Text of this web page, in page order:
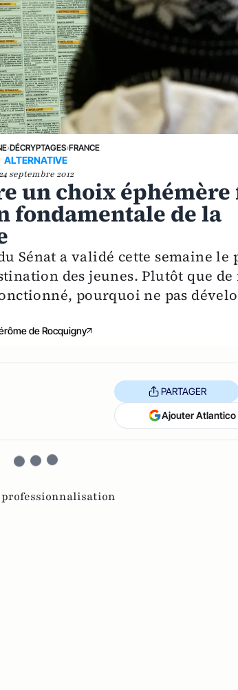
›DÉCRYPTAGES›FRANCE
ALTERNATIVE
septembre 2012
un choix éphémère
fondamentale de la
Sénat a validé cette semaine le
des jeunes. Plutôt que
pourquoi ne pas
de Rocquigny
PARTAGER
Ajouter Atlantico